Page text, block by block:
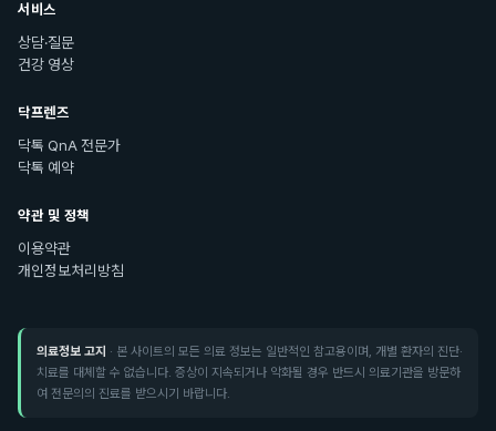
서비스
상담·질문
건강 영상
닥프렌즈
닥톡 QnA 전문가
닥톡 예약
약관 및 정책
이용약관
개인정보처리방침
의료정보 고지 · 본 사이트의 모든 의료 정보는 일반적인 참고용이며, 개별 환자의 진단·
치료를 대체할 수 없습니다. 증상이 지속되거나 악화될 경우 반드시 의료기관을 방문하
여 전문의의 진료를 받으시기 바랍니다.